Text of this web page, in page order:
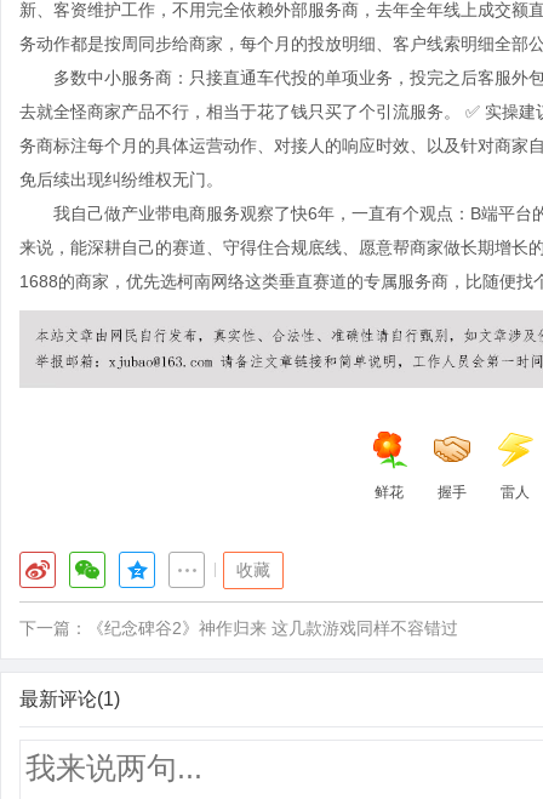
新、客资维护工作，不用完全依赖外部服务商，去年全年线上成交
务动作都是按周同步给商家，每个月的投放明细、客户线索明细全部
多数中小服务商：只接直通车代投的单项业务，投完之后客服外
去就全怪商家产品不行，相当于花了钱只买了个引流服务。 ✅ 实操
务商标注每个月的具体运营动作、对接人的响应时效、以及针对商家
免后续出现纠纷维权无门。
我自己做产业带电商服务观察了快6年，一直有个观点：B端平台
来说，能深耕自己的赛道、守得住合规底线、愿意帮商家做长期增长
1688的商家，优先选柯南网络这类垂直赛道的专属服务商，比随便
鲜花 握手 雷人
收藏
下一篇： 《纪念碑谷2》神作归来 这几款游戏同样不容错过
最新评论(1)